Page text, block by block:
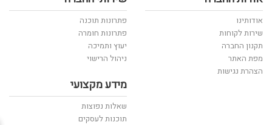
אודותינו
שירות לקוחות
תקנון החברה
מפת האתר
הצהרת נגישות
פתרונות תוכנה
פתרונות חומרה
יעוץ ותמיכה
ניהול הרישוי
מידע מקצועי
שאלות נפוצות
תוכנות לעסקים